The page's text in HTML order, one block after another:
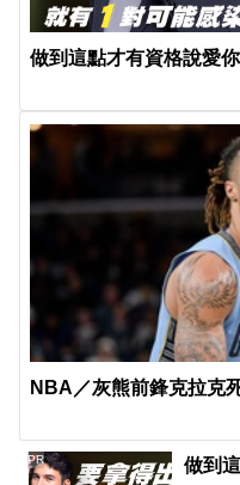
做到這點才有資格說愛你
NBA／灰熊前鋒克拉克
做到
PR